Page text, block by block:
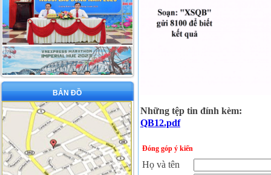
BẢN ĐỒ
Những tệp tin đính kèm:
QB12.pdf
Đóng góp ý kiến
Họ và tên